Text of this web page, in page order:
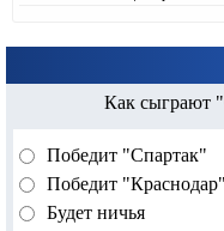
Как сыграют
Победит "Спартак"
Победит "Краснодар"
Будет ничья